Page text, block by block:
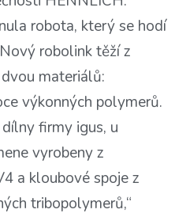
robota, který se hodí
robolink těží z
materiálů:
výkonných polymerů.
firmy igus, u
vyrobeny z
a kloubové spoje z
tribopolymerů,“